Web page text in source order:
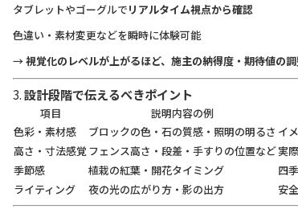
タブレットやゴーグルでリアルタイム視点から確認
色違い・素材変更などを瞬時に体験可能
→視覚化のレベルが上がるほど、施主の納得度・期待値の
3.設計段階で伝えるべきポイント
項目 説明内容の例
色彩・素材感
ブロックの色・石の質感・照明の明るさ イ
高さ・寸法感覚フェンス高さ・段差・手すりの位置など実
季節感
植栽の紅葉・開花タイミング
四
ライティング
夜の光の広がり方・影の出方 安